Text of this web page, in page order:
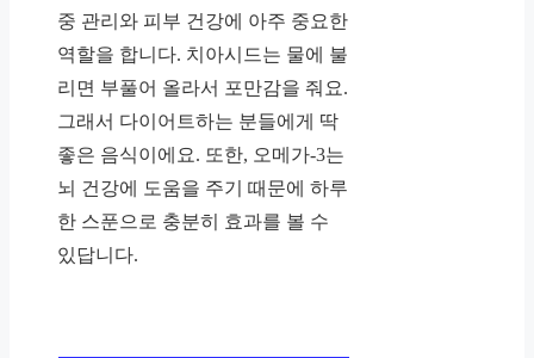
중 관리와 피부 건강에 아주 중요한
역할을 합니다. 치아시드는 물에 불
리면 부풀어 올라서 포만감을 줘요.
그래서 다이어트하는 분들에게 딱
좋은 음식이에요. 또한, 오메가-3는
뇌 건강에 도움을 주기 때문에 하루
한 스푼으로 충분히 효과를 볼 수
있답니다.